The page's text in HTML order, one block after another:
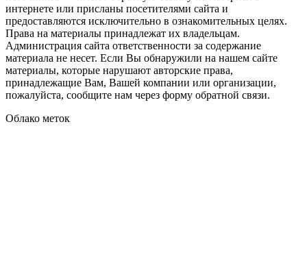
интернете или присланы посетителями сайта и
предоставляются исключительно в ознакомительных целях.
Права на материалы принадлежат их владельцам.
Администрация сайта ответственности за содержание
материала не несет. Если Вы обнаружили на нашем сайте
материалы, которые нарушают авторские права,
принадлежащие Вам, Вашей компании или организации,
пожалуйста, сообщите нам через форму обратной связи.
Облако меток